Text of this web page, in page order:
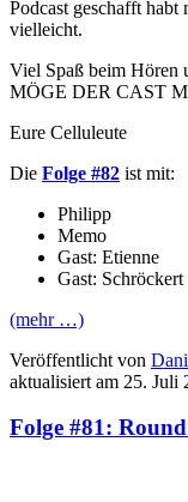
Podcast geschafft
vielleicht.
Viel Spaß beim Hören
MÖGE DER CAST
Eure Celluleute
Die Folge #82 ist mit:
Philipp
Memo
Gast: Etienne
Gast: Schröckert
(mehr …)
Veröffentlicht von
aktualisiert am 25. Juli
Folge #81: